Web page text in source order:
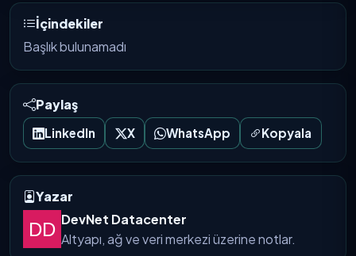
İçindekiler
Başlık bulunamadı
Paylaş
LinkedIn X WhatsApp Kopyala
Yazar
DevNet Datacenter
Altyapı, ağ ve veri merkezi üzerine notlar.